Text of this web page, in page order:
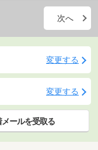
次へ
変更する
変更する
メールを受取る